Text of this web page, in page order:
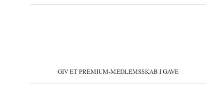
GIV ET PREMIUM-MEDLEMSSKAB I GAVE